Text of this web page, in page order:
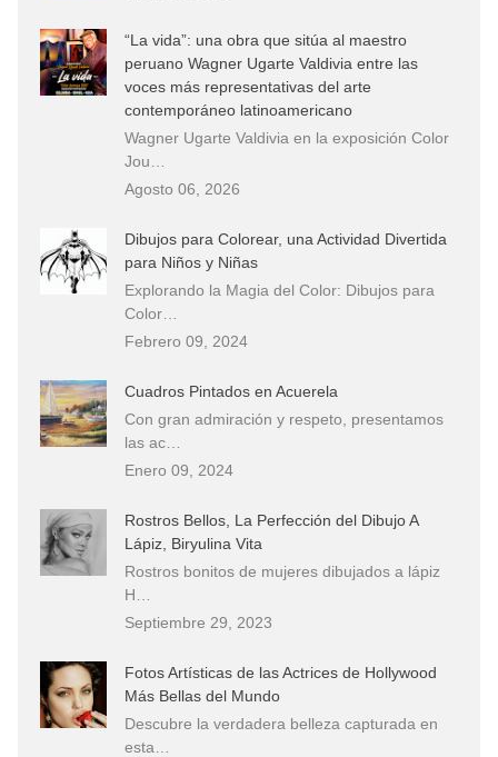
“La vida”: una obra que sitúa al maestro
peruano Wagner Ugarte Valdivia entre las
voces más representativas del arte
contemporáneo latinoamericano
Wagner Ugarte Valdivia en la exposición Color
Jou…
Agosto 06, 2026
Dibujos para Colorear, una Actividad Divertida
para Niños y Niñas
Explorando la Magia del Color: Dibujos para
Color…
Febrero 09, 2024
Cuadros Pintados en Acuerela
Con gran admiración y respeto, presentamos
las ac…
Enero 09, 2024
Rostros Bellos, La Perfección del Dibujo A
Lápiz, Biryulina Vita
Rostros bonitos de mujeres dibujados a lápiz
H…
Septiembre 29, 2023
Fotos Artísticas de las Actrices de Hollywood
Más Bellas del Mundo
Descubre la verdadera belleza capturada en
esta…